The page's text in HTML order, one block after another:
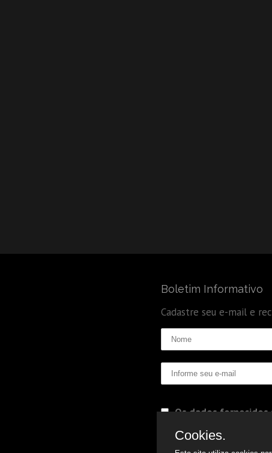
Boletim Informativo
Cadastre seu e-mail e
Os dados fornecidos
Cookies.